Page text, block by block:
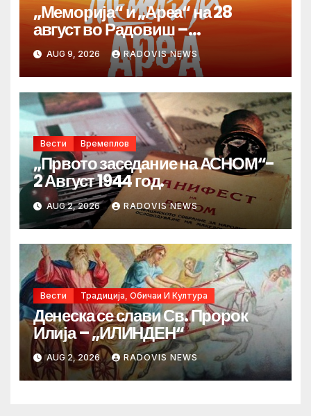
„Меморија“ и „Ареа“ на 28
август во Радовиш –
продолжува традицијата за
Денот на македонските рудари
AUG 9, 2026 RADOVIS NEWS
Вести Времеплов
„Првото заседание на АСНОМ“-
2 Август 1944 год.
AUG 2, 2026 RADOVIS NEWS
Вести Традиција, Обичаи И Култура
Денеска се слави Св. Пророк
Илија – „ИЛИНДЕН“
AUG 2, 2026 RADOVIS NEWS